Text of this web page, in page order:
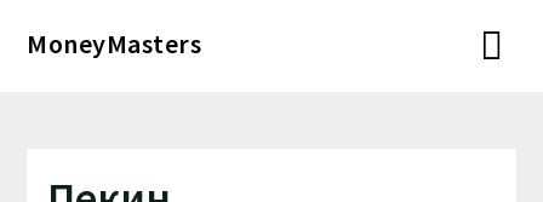
MoneyMasters